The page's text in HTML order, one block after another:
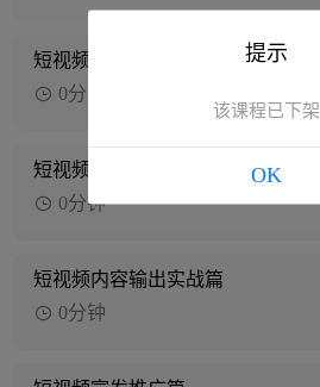
短视频账号打造篇
0分钟
短视频内容制作宣发篇
0分钟
短视频内容输出实战篇
0分钟
提示
该课程已下架
OK